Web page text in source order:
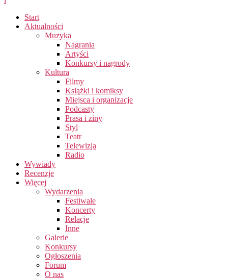
Start
Aktualności
Muzyka
Nagrania
Artyści
Konkursy i nagrody
Kultura
Filmy
Książki i komiksy
Miejsca i organizacje
Podcasty
Prasa i ziny
Styl
Teatr
Telewizja
Radio
Wywiady
Recenzje
Więcej
Wydarzenia
Festiwale
Koncerty
Relacje
Inne
Galerie
Konkursy
Ogłoszenia
Forum
O nas